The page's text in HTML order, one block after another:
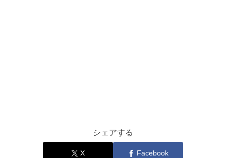
シェアする
X Facebook